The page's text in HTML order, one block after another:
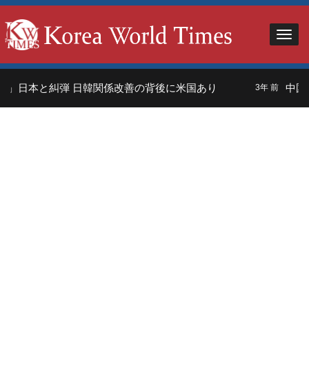
日本と糾弾 日韓関係改善の背後に米国あり 3年 前 中国人